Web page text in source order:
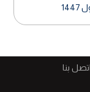
اتصل بنا